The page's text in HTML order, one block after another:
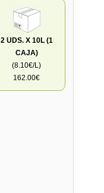
2 UDS. X 10L (1
CAJA)
(8.10€/L)
162.00€